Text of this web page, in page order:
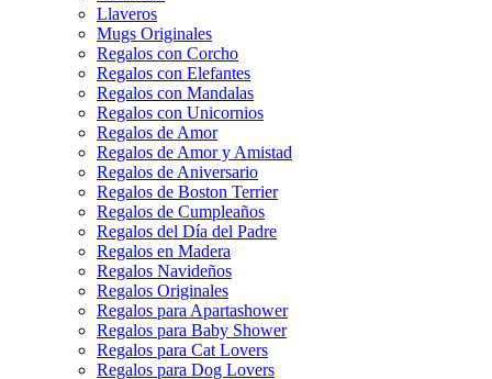
Llaveros
Mugs Originales
Regalos con Corcho
Regalos con Elefantes
Regalos con Mandalas
Regalos con Unicornios
Regalos de Amor
Regalos de Amor y Amistad
Regalos de Aniversario
Regalos de Boston Terrier
Regalos de Cumpleaños
Regalos del Día del Padre
Regalos en Madera
Regalos Navideños
Regalos Originales
Regalos para Apartashower
Regalos para Baby Shower
Regalos para Cat Lovers
Regalos para Dog Lovers